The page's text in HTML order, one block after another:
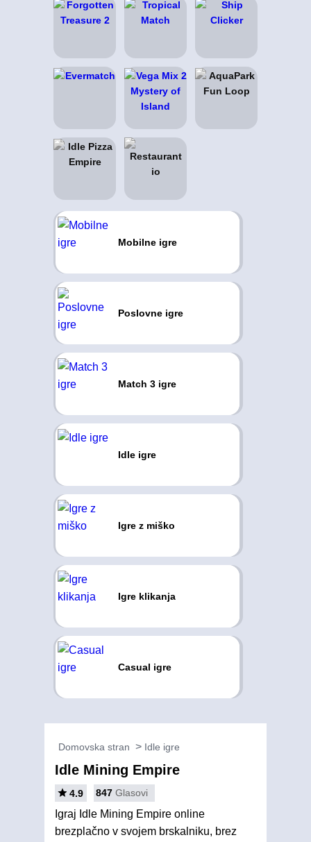
Mobilne igre
Poslovne igre
Match 3 igre
Idle igre
Igre z miško
Igre klikanja
Casual igre
Domovska stran Idle igre
Idle Mining Empire
4.9 847 Glasovi
Igraj Idle Mining Empire online
brezplačno v svojem brskalniku, brez